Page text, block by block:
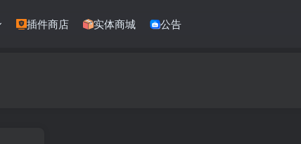
插件商店 实体商城 公告